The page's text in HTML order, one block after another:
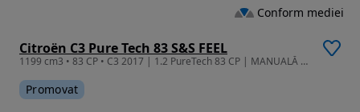
Citroën C3 Pure Tech 83 S&S FEEL
1199 cm3 • 83 CP • C3 2017 | 1.2 PureTech 83 CP | MANUALĂ GARANTIE/RATE
Promovat
Conform mediei